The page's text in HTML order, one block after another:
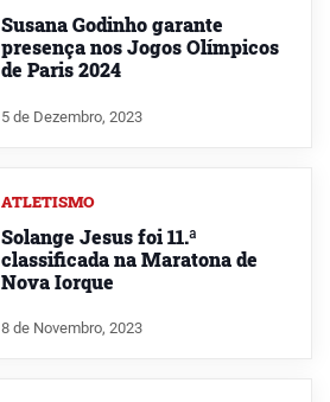
Susana Godinho garante
presença nos Jogos Olímpicos
de Paris 2024
5 de Dezembro, 2023
ATLETISMO
Solange Jesus foi 11.ª
classificada na Maratona de
Nova Iorque
8 de Novembro, 2023